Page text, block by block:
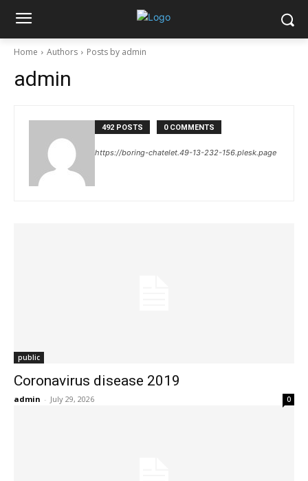
Home Authors Posts by admin
admin
492 POSTS 0 COMMENTS
https://boring-chatelet.49-13-232-156.plesk.page
public
Coronavirus disease 2019
admin - July 29, 2026 0